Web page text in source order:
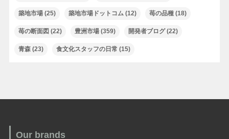
築地市場(25) 築地市場ドットコム(12) 苺の品種(18)
苺の断面図 (22) 豊洲市場(359) 開発者ブログ(22)
青森(23) 食文化スタッフの日常 (15)
Our brands